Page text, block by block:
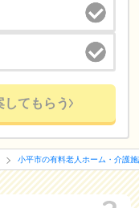
てもらう
小平市の有料老人ホーム・介護